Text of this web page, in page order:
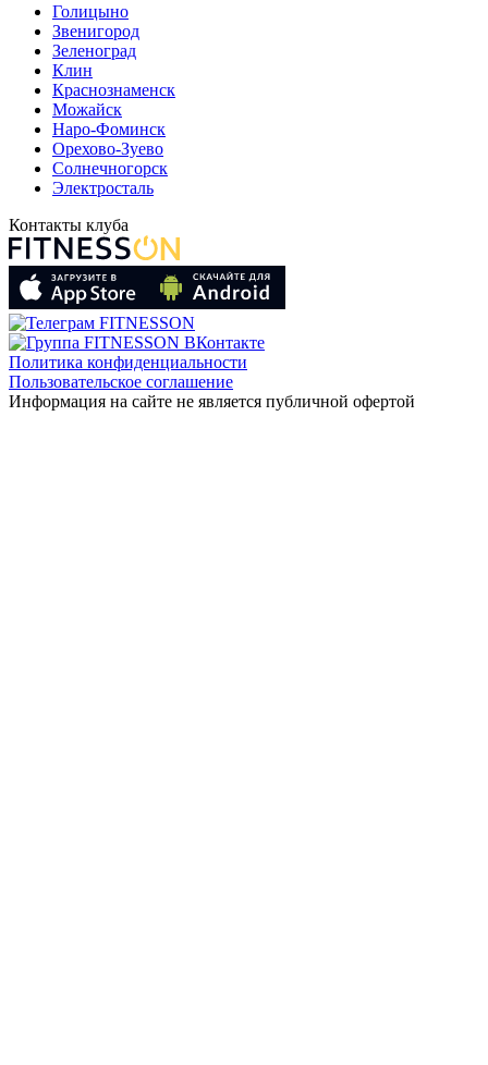
Голицыно
Звенигород
Зеленоград
Клин
Краснознаменск
Можайск
Наро-Фоминск
Орехово-Зуево
Солнечногорск
Электросталь
Контакты клуба
Политика конфиденциальности
Пользовательское соглашение
Информация на сайте не является публичной офертой